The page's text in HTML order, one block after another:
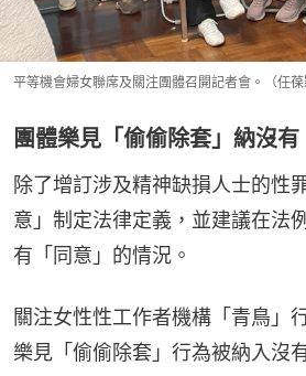
平等機會婦女聯席及關注團體召開記者會。（任葆
團體樂見「偷偷除套」納沒
除了增訂涉及精神缺損人士的性
意」制定法律定義，並建議在法
有「同意」的情況。
關注女性性工作者機構「青鳥」
樂見「偷偷除套」行為被納入沒